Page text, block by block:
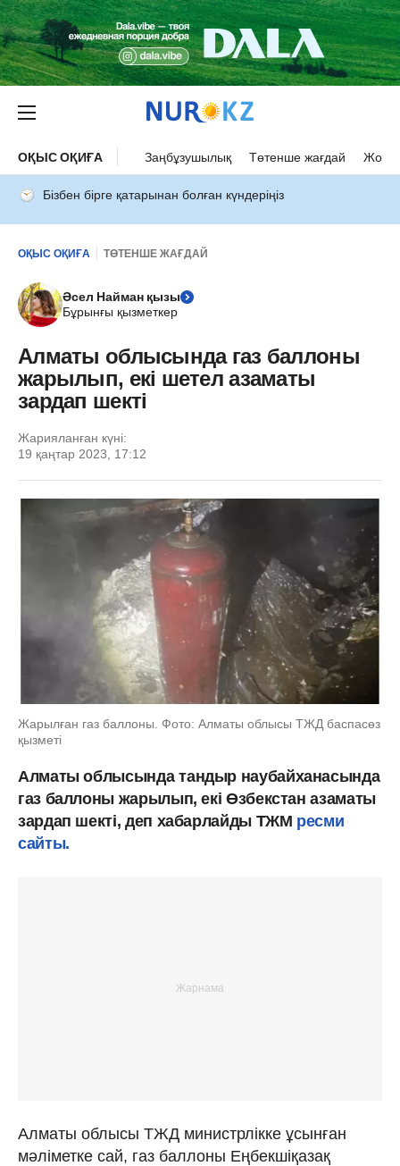
ОҚЫС ОҚИҒА Заңбұзушылық Төтенше жағдай Жол
Бізбен бірге қатарынан болған күндеріңіз
ОҚЫС ОҚИҒА ТӨТЕНШЕ ЖАҒДАЙ
Әсел Найман қызы
Бұрынғы қызметкер
Алматы облысында газ баллоны
жарылып, екі шетел азаматы
зардап шекті
Жарияланған күні:
19 қаңтар 2023, 17:12
Жарылған газ баллоны. Фото: Алматы облысы ТЖД баспасөз
қызметі
Алматы облысында тандыр наубайханасында
газ баллоны жарылып, екі Өзбекстан азаматы
зардап шекті, деп хабарлайды ТЖМ ресми
сайты.
Алматы облысы ТЖД министрлікке ұсынған
мәліметке сай, газ баллоны Еңбекшіқазақ